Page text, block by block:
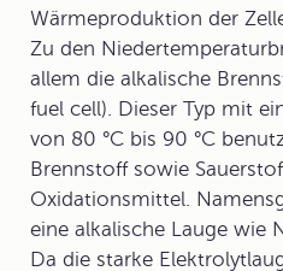
Wärmeproduktion der
Zu den
allem die alkalische
fuel cell). Dieser Typ mit
von 80 °C bis 90 °C
Brennstoff sowie
Oxidationsmittel.
eine alkalische Lauge wie
Da die starke